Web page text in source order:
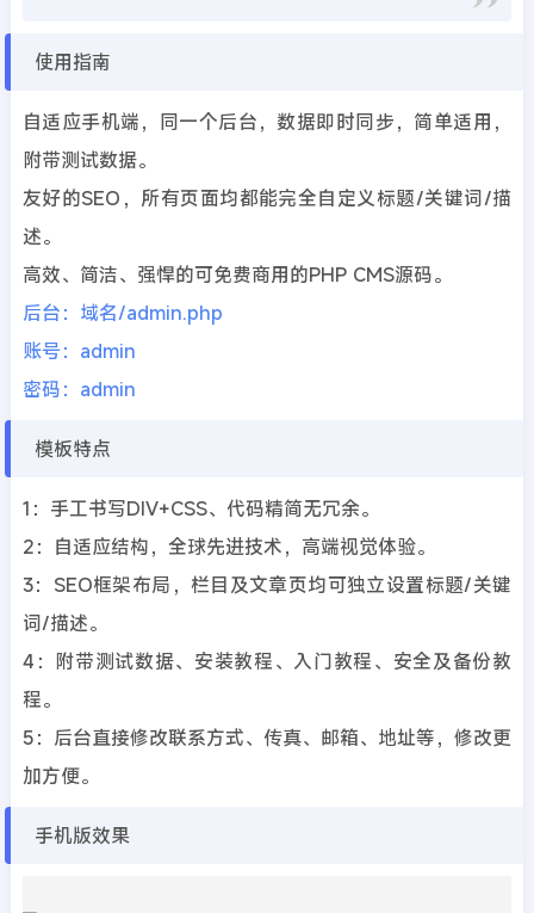
使用指南
自适应手机端，同一个后台，数据即时同步，简单适用，
附带测试数据。
友好的SEO，所有页面均都能完全自定义标题/关键词/描
述。
高效、简洁、强悍的可免费商用的PHP CMS源码。
后台：域名/admin.php
账号：admin
密码：admin
模板特点
1：手工书写DIV+CSS、代码精简无冗余。
2：自适应结构，全球先进技术，高端视觉体验。
3：SEO框架布局，栏目及文章页均可独立设置标题/关键
词/描述。
4：附带测试数据、安装教程、入门教程、安全及备份教
程。
5：后台直接修改联系方式、传真、邮箱、地址等，修改更
加方便。
手机版效果